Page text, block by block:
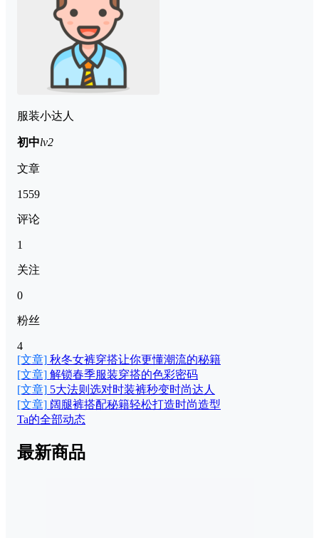
服装小达人
初中lv2
文章
1559
评论
1
关注
0
粉丝
4
[文章] 秋冬女裤穿搭让你更懂潮流的秘籍
[文章] 解锁春季服装穿搭的色彩密码
[文章] 5大法则选对时装裤秒变时尚达人
[文章] 阔腿裤搭配秘籍轻松打造时尚造型
Ta的全部动态
最新商品